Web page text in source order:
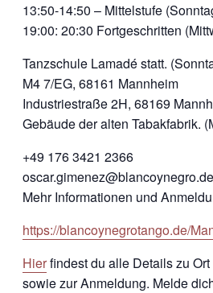
13:50-14:50 – Mittelstufe
19:00: 20:30 Fortgeschritten
Tanzschule Lamadé statt.
M4 7/EG, 68161 Mannheim
Industriestraße 2H, 68169
Gebäude der alten Tabakfabrik.
+49 176 3421 2366
oscar.gimenez@blancoynegro.de
Mehr Informationen und
https://blancoynegrotango.de/
Hierfindest du alle Details zu
sowie zur Anmeldung. Melde